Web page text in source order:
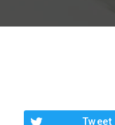
Tweet